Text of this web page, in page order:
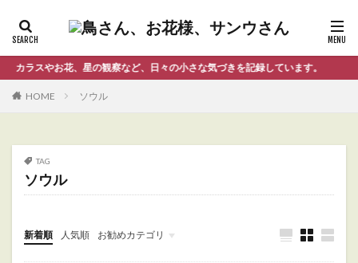
カラスやお花、星の観察など、日々の小さな気づきを記録しています。
HOME ソウル
TAG
ソウル
新着順 人気順 お勧めカテゴリ